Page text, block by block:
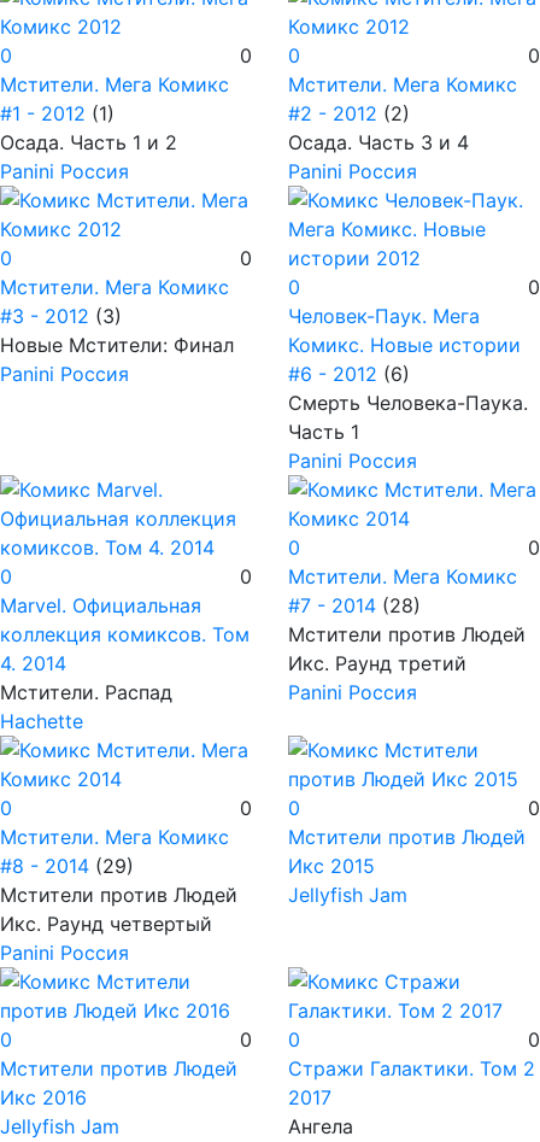
0
0
Мстители. Мега Комикс
#1 - 2012 (1)
Осада. Часть 1 и 2
Panini Россия
0
0
Мстители. Мега Комикс
#2 - 2012 (2)
Осада. Часть 3 и 4
Panini Россия
0
0
Мстители. Мега Комикс
#3 - 2012 (3)
Новые Мстители: Финал
Panini Россия
0
0
Человек-Паук. Мега
Комикс. Новые истории
#6 - 2012 (6)
Смерть Человека-Паука.
Часть 1
Panini Россия
0
0
Marvel. Официальная
коллекция комиксов. Том
4. 2014
Мстители. Распад
Hachette
0
0
Мстители. Мега Комикс
#7 - 2014 (28)
Мстители против Людей
Икс. Раунд третий
Panini Россия
0
0
Мстители. Мега Комикс
#8 - 2014 (29)
Мстители против Людей
Икс. Раунд четвертый
Panini Россия
0
0
Мстители против Людей
Икс 2015
Jellyfish Jam
0
0
Мстители против Людей
Икс 2016
Jellyfish Jam
0
0
Стражи Галактики. Том 2
2017
Ангела